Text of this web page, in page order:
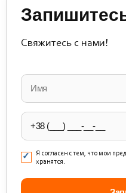
Свяжитесь с нами!
leave
this
field
empty.
Я согласен с тем, что мои
хранятся.